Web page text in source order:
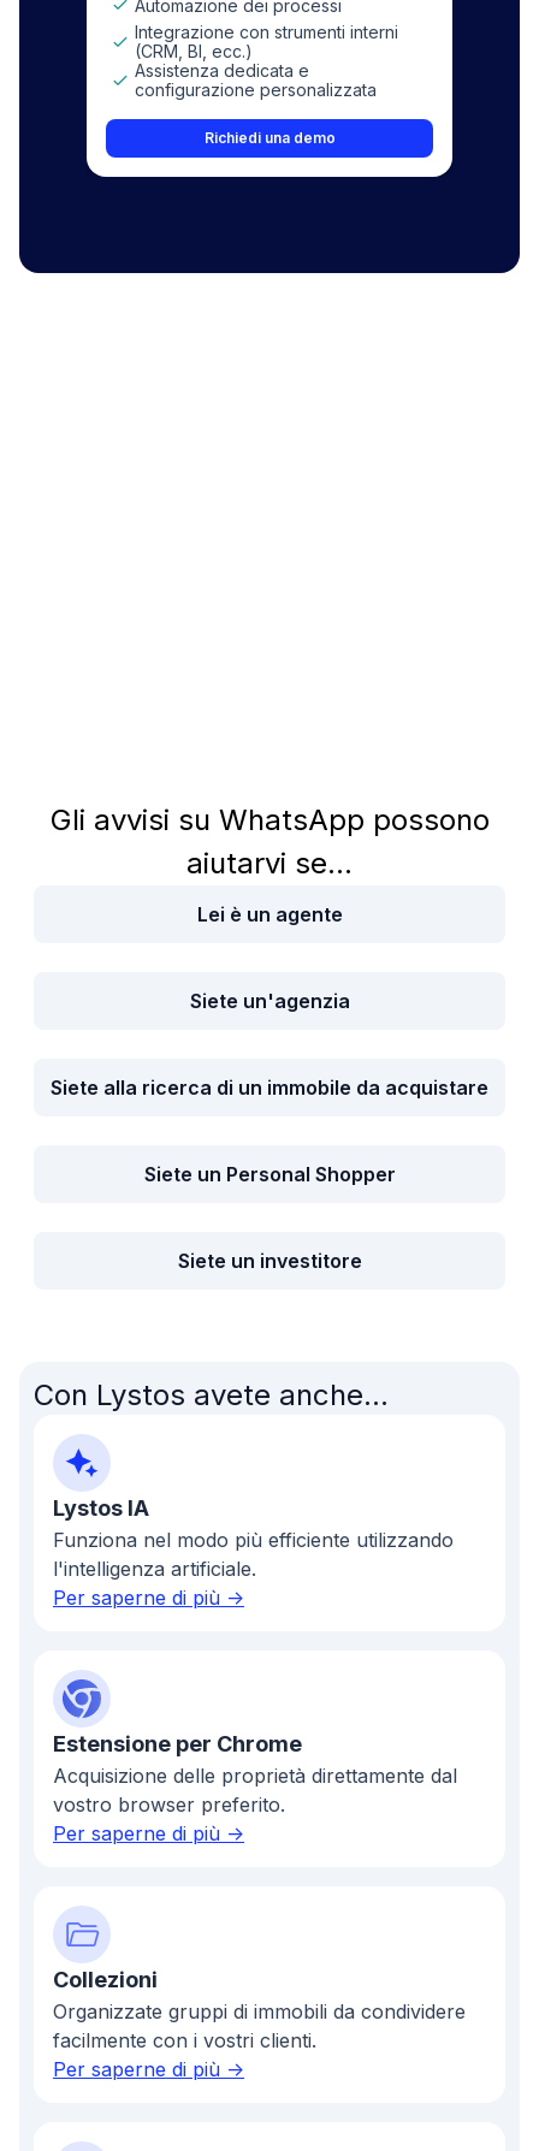
Automazione dei processi
Integrazione con strumenti interni
(CRM, BI, ecc.)
Assistenza dedicata e
configurazione personalizzata
Richiedi una demo
Gli avvisi su WhatsApp possono
aiutarvi se...
Lei è un agente
Siete un'agenzia
Siete alla ricerca di un immobile da acquistare
Siete un Personal Shopper
Siete un investitore
Con Lystos avete anche...
Lystos IA
Funziona nel modo più efficiente utilizzando
l'intelligenza artificiale.
Per saperne di più ->
Estensione per Chrome
Acquisizione delle proprietà direttamente dal
vostro browser preferito.
Per saperne di più ->
Collezioni
Organizzate gruppi di immobili da condividere
facilmente con i vostri clienti.
Per saperne di più ->